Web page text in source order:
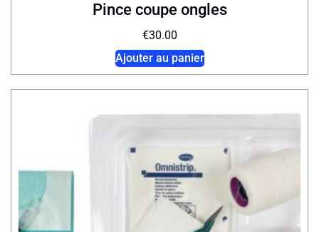
Pince coupe ongles
€30.00
Ajouter au panier